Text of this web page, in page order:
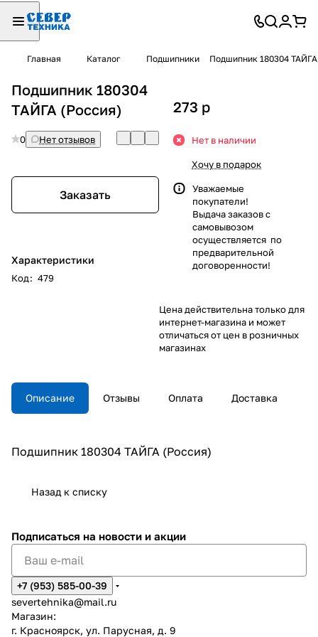
Главная Каталог Подшипники Подшипник 180304
Подшипник 180304
ТАЙГА (Россия)
0 Нет отзывов
Заказать
Характеристики
Код: 479
273 p
Нет в наличии
Хочу в подарок
Уважаемые
покупатели!
Выдача заказов с
самовывозом
осуществляется по
предварительной
договоренности!
Цена действительна только для
интернет-магазина и может
отличаться от цен в розничных
магазинах
Описание Отзывы Оплата Доставка
Подшипник 180304 ТАЙГА (Россия)
Назад к списку
Подписаться на новости и акции
+7 (953) 585-00-39
severtehnika@mail.ru
Магазин:
г. Красноярск, ул. Парусная, д. 9